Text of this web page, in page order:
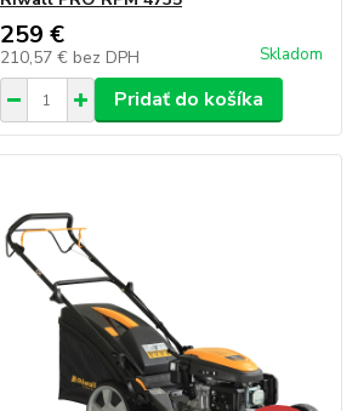
259 €
210,57 € bez DPH Skladom
Pridať do košíka